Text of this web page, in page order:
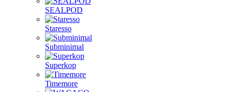
SEALPOD
Staresso
Subminimal
Superkop
Timemore